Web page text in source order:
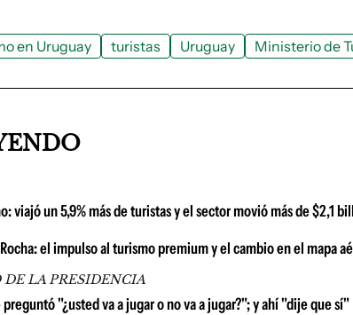
en Uruguay turistas Uruguay Ministerio de
viajó un 5,9% más de turistas y el sector movió más de $2,1
el impulso al turismo premium y el cambio en el mapa
DE LA PRESIDENCIA
"¿usted va a jugar o no va a jugar?"; y ahí "dije que sí"